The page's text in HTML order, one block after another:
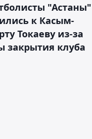
"Астаны"
к Касым-
Токаеву из-за
закрытия клуба